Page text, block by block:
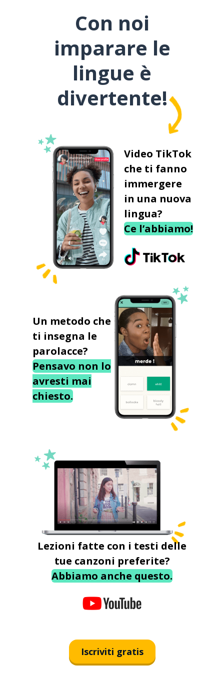
Con noi
imparare le
lingue è
divertente!
Video TikTok
che ti fanno
immergere
in una nuova
lingua?
Ce l’abbiamo!
Un metodo che
ti insegna le
parolacce?
Pensavo non lo
avresti mai
chiesto.
Lezioni fatte con i testi delle
tue canzoni preferite?
Abbiamo anche questo.
Iscriviti gratis